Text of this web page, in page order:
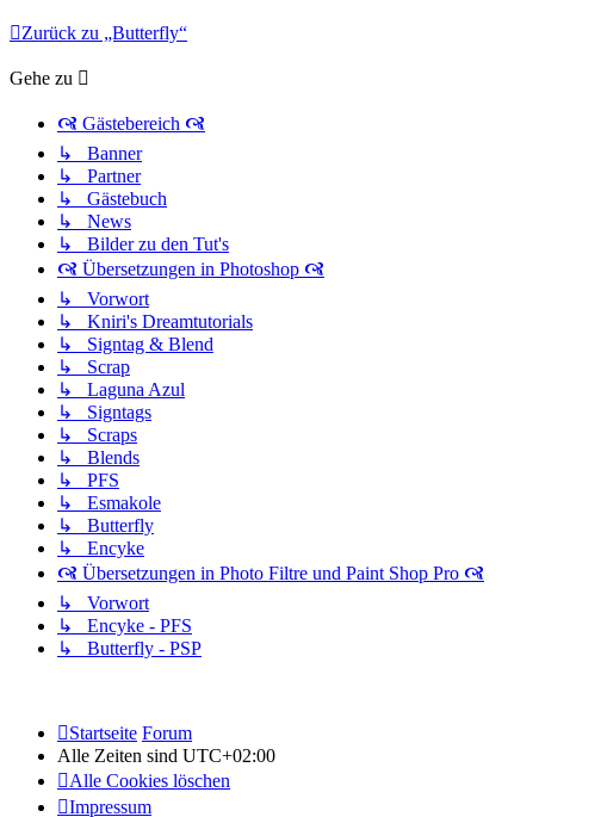
Zurück zu „Butterfly“
Gehe zu
🙧 Gästebereich 🙧
↳ Banner
↳ Partner
↳ Gästebuch
↳ News
↳ Bilder zu den Tut's
🙧 Übersetzungen in Photoshop 🙧
↳ Vorwort
↳ Kniri's Dreamtutorials
↳ Signtag & Blend
↳ Scrap
↳ Laguna Azul
↳ Signtags
↳ Scraps
↳ Blends
↳ PFS
↳ Esmakole
↳ Butterfly
↳ Encyke
🙧 Übersetzungen in Photo Filtre und Paint Shop Pro 🙧
↳ Vorwort
↳ Encyke - PFS
↳ Butterfly - PSP
Startseite Forum
Alle Zeiten sind UTC+02:00
Alle Cookies löschen
Impressum